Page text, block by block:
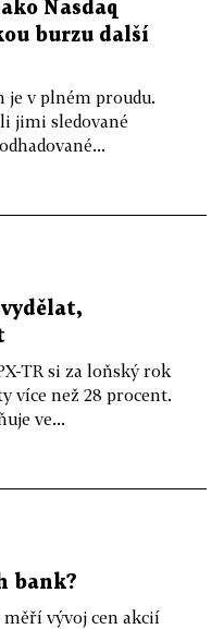
Nasdaq
burzu další
je v plném proudu.
jimi sledované
TR si za loňský rok
více než 28 procent.
ve...
bank?
vývoj cen akcií